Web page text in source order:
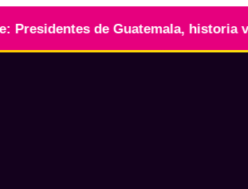
de Guatemala, historia viva. •